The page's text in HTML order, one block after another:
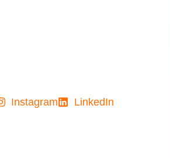
Instagram LinkedIn